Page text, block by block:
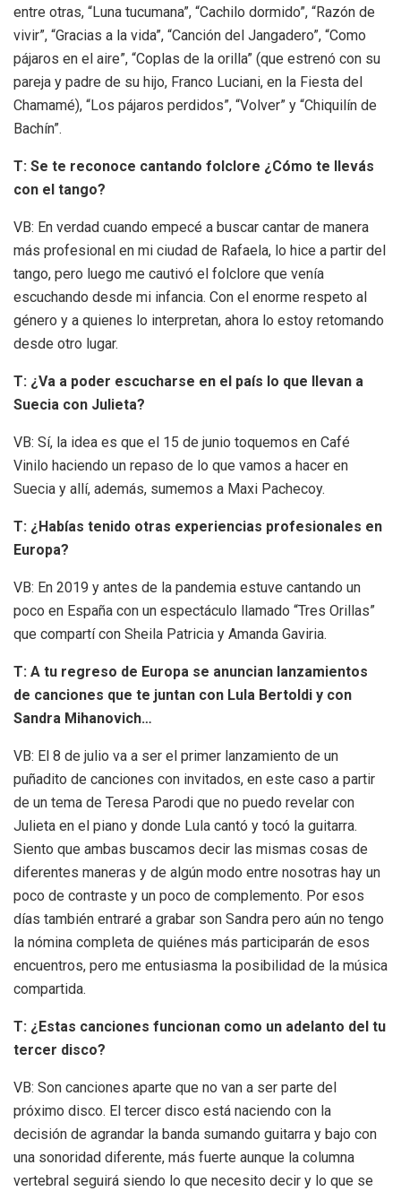
entre otras, “Luna tucumana”, “Cachilo dormido”, “Razón de
vivir”, “Gracias a la vida”, “Canción del Jangadero”, “Como
pájaros en el aire”, “Coplas de la orilla” (que estrenó con su
pareja y padre de su hijo, Franco Luciani, en la Fiesta del
Chamamé), “Los pájaros perdidos”, “Volver” y “Chiquilín de
Bachín”.
T: Se te reconoce cantando folclore ¿Cómo te llevás
con el tango?
VB: En verdad cuando empecé a buscar cantar de manera
más profesional en mi ciudad de Rafaela, lo hice a partir del
tango, pero luego me cautivó el folclore que venía
escuchando desde mi infancia. Con el enorme respeto al
género y a quienes lo interpretan, ahora lo estoy retomando
desde otro lugar.
T: ¿Va a poder escucharse en el país lo que llevan a
Suecia con Julieta?
VB: Sí, la idea es que el 15 de junio toquemos en Café
Vinilo haciendo un repaso de lo que vamos a hacer en
Suecia y allí, además, sumemos a Maxi Pachecoy.
T: ¿Habías tenido otras experiencias profesionales en
Europa?
VB: En 2019 y antes de la pandemia estuve cantando un
poco en España con un espectáculo llamado “Tres Orillas”
que compartí con Sheila Patricia y Amanda Gaviria.
T: A tu regreso de Europa se anuncian lanzamientos
de canciones que te juntan con Lula Bertoldi y con
Sandra Mihanovich…
VB: El 8 de julio va a ser el primer lanzamiento de un
puñadito de canciones con invitados, en este caso a partir
de un tema de Teresa Parodi que no puedo revelar con
Julieta en el piano y donde Lula cantó y tocó la guitarra.
Siento que ambas buscamos decir las mismas cosas de
diferentes maneras y de algún modo entre nosotras hay un
poco de contraste y un poco de complemento. Por esos
días también entraré a grabar son Sandra pero aún no tengo
la nómina completa de quiénes más participarán de esos
encuentros, pero me entusiasma la posibilidad de la música
compartida.
T: ¿Estas canciones funcionan como un adelanto del tu
tercer disco?
VB: Son canciones aparte que no van a ser parte del
próximo disco. El tercer disco está naciendo con la
decisión de agrandar la banda sumando guitarra y bajo con
una sonoridad diferente, más fuerte aunque la columna
vertebral seguirá siendo lo que necesito decir y lo que se